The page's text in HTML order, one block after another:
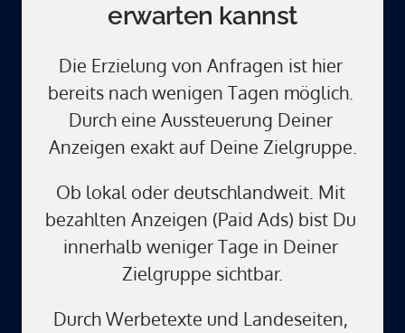
erwarten kannst
Die Erzielung von Anfragen ist hier
bereits nach wenigen Tagen möglich.
Durch eine Aussteuerung Deiner
Anzeigen exakt auf Deine Zielgruppe.
Ob lokal oder deutschlandweit. Mit
bezahlten Anzeigen (Paid Ads) bist Du
innerhalb weniger Tage in Deiner
Zielgruppe sichtbar.
Durch Werbetexte und Landeseiten,